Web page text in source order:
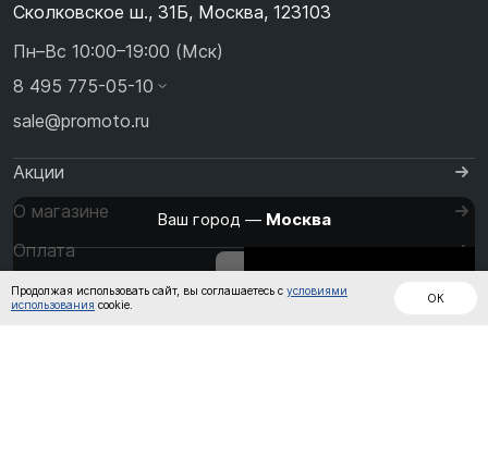
Дождевики Куртки Шлемы
Сколковское ш., 31Б, Москва, 123103
Пн–Вс 10:00–19:00 (Мск)
8 495 775-05-10
sale@promoto.ru
Акции
О магазине
Оплата
Доставка
Ваш город — Москва
ОК
Продолжая использовать сайт, вы соглашаетесь с условиями
использования cookie.